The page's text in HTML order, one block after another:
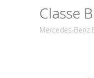
Classe
Mercedes-Benz